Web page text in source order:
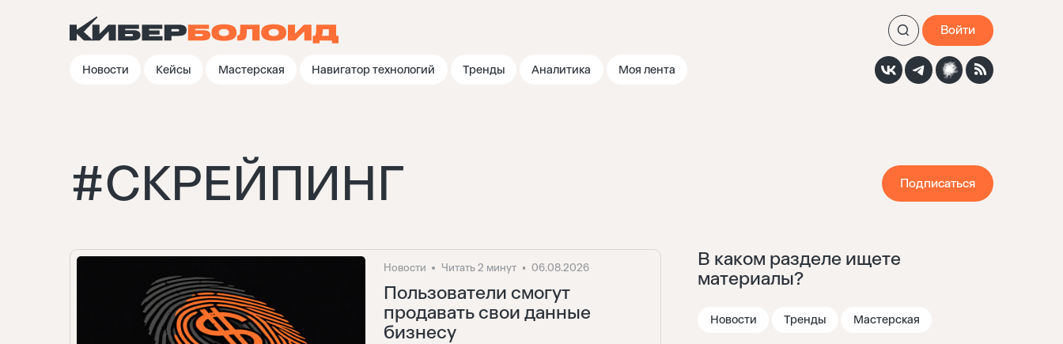
Войти
Новости Кейсы Мастерская Навигатор технологий Тренды Аналитика Моя лента
#СКРЕЙПИНГ Подписаться
Новости Читать 2 минут 06.08.2026
Пользователи смогут
продавать свои данные
бизнесу
В каком разделе ищете
материалы?
Новости Тренды Мастерская